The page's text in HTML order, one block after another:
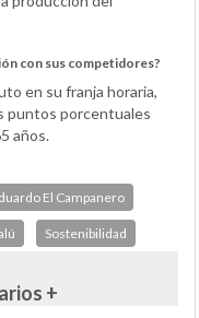
con sus competidores?
en su franja horaria,
puntos porcentuales
años.
El Campanero
Sostenibilidad
+